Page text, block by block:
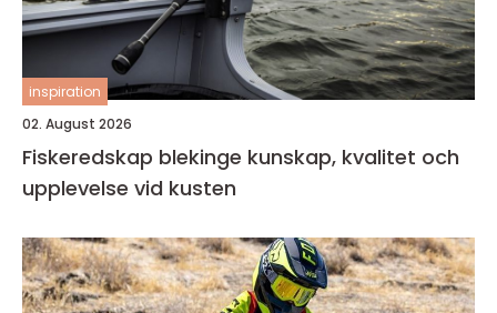
inspiration
02. August 2026
Fiskeredskap blekinge kunskap, kvalitet och
upplevelse vid kusten